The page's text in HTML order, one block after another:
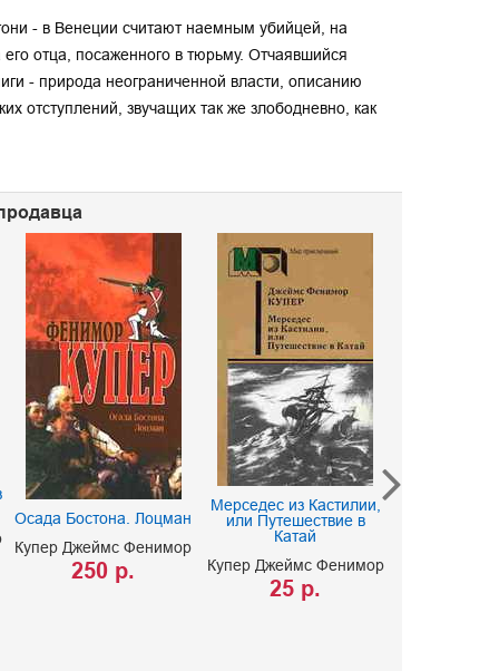
- в Венеции считают наемным убийцей, на
его отца, посаженного в тюрьму. Отчаявшийся
- природа неограниченной власти, описанию
отступлений, звучащих так же злободневно, как
Осада Бостона. Лоцман
Купер Джеймс Фенимор
250 р.
Мерседес из Кастилии,
или Путешествие в
Катай
Купер Джеймс Фенимор
25 р.